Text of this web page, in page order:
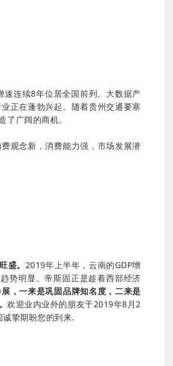
连续8年位居全国前列。大数据产
正在蓬勃兴起。随着贵州交通要塞
广阔的商机。
观念新，消费能力强，市场发展潜
盛。 2019年上半年，云南的GDP增
势明显。帝斯固正是趁着西部经济
，一来是巩固品牌知名度，二来是
欢迎业内业外的朋友于2019年8月2
挚期盼您的到来.